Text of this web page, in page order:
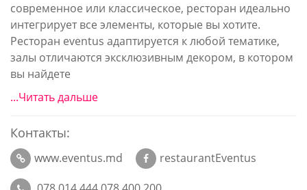
современное или классическое, ресторан идеально
интегрирует все элементы, которые вы хотите.
Ресторан eventus адаптируется к любой тематике,
залы отличаются эксклюзивным декором, в котором
вы найдете
...Читать дальше
Контакты:
www.eventus.md
restaurantEventus